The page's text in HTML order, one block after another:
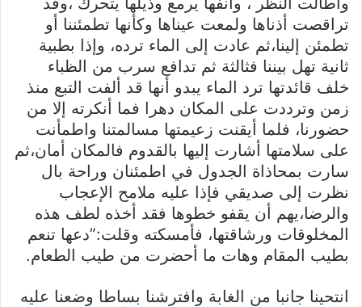
تراقصت أذناها ولمعت عيناها وكأنها تطمئننا أو
تطمئن إلينا،ثم عادت إلى الماء ترده، وإذا بطبية
ثانية تهل بيننا فثالثة ثم تدافع سرب من الظباء
خلف قائدتها ترد الماء يبدو أنها قد ألفت التبع منذ
زمن وترددت على المكان دهرا فما أنكرته إلا من
حضورنا، فلما أيقنت زعيمتها مسالمتنا واطمأنت
على سلامتها أشارت إليها بالقدوم فالمكان أمان،ثم
سارت بمحاذاة الجدول في اطمئنان وراحة بال
نظرت إلى صديقي فإذا عليه ملامح الإعجاب
والرضا،يهم أن يقفو خطوها فقد أخذه لطف هذه
المخلوقات ورشاقتها، فأمسكته وقلت:”دعها تنعم
بطيب المقام وهات ما أحضرت من طيب الطعام.
انتحينا جانبا من الغابة وافترشنا بساطا وضعنا عليه